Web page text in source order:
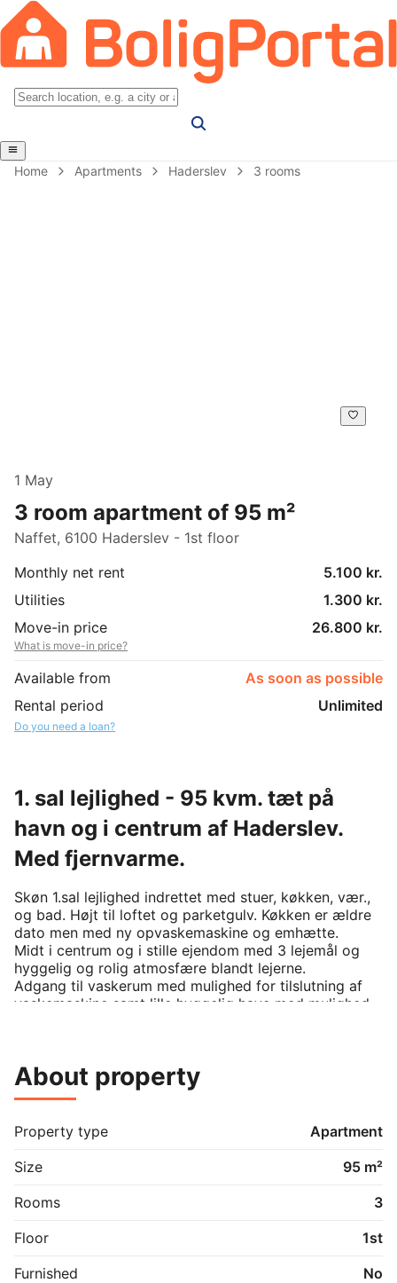
Home Apartments Haderslev 3 rooms
1 May
3 room apartment of 95 m²
Naffet, 6100 Haderslev - 1st floor
Monthly net rent
5.100 kr.
Utilities
1.300 kr.
Move-in price
26.800 kr.
What is move-in price?
Available from
As soon as possible
Rental period
Unlimited
Do you need a loan?
1. sal lejlighed - 95 kvm. tæt på
havn og i centrum af Haderslev.
Med fjernvarme.
Skøn 1.sal lejlighed indrettet med stuer, køkken, vær.,
og bad. Højt til loftet og parketgulv. Køkken er ældre
dato men med ny opvaskemaskine og emhætte.
Midt i centrum og i stille ejendom med 3 lejemål og
hyggelig og rolig atmosfære blandt lejerne.
Adgang til vaskerum med mulighed for tilslutning af
vaskemaskine samt lille hyggelig have med mulighed
For kr. 300,00 om måneden kan der lejes lukket
garage m. elport. på matriklen.
About property
Property type
Apartment
Size
95 m²
Rooms
3
Floor
1st
Furnished
No